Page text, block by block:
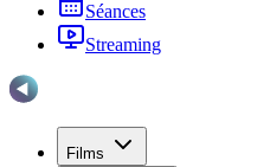
Séances
Streaming
Films